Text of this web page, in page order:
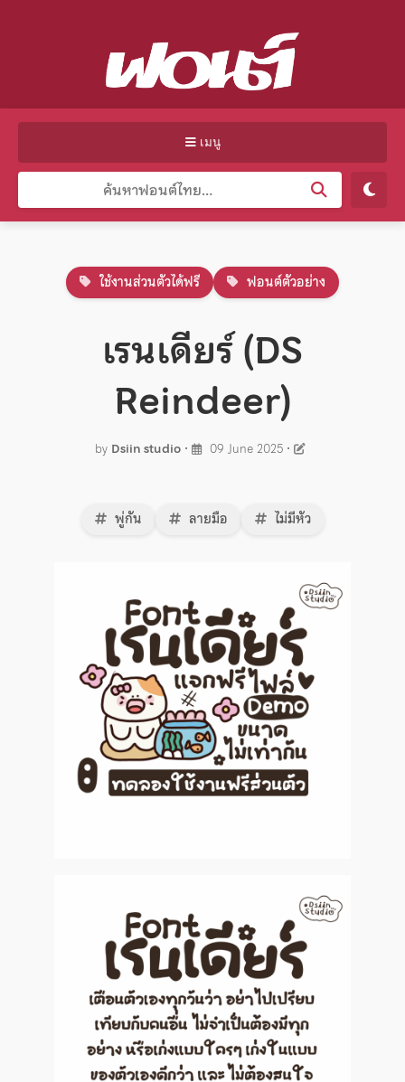
เมนู
ใช้งานส่วนตัวได้ฟรี ฟอนต์ตัวอย่าง
เรนเดียร์ (DS
Reindeer)
by Dsiin studio • 09 June 2025 •
พู่กัน ลายมือ ไม่มีหัว